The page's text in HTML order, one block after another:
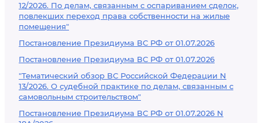
12/2026. По делам, связанным с оспариванием сделок,
повлекших переход права собственности на жилые
помещения"
Постановление Президиума ВС РФ от 01.07.2026
Постановление Президиума ВС РФ от 01.07.2026
"Тематический обзор ВС Российской Федерации N
13/2026. О судебной практике по делам, связанным с
самовольным строительством"
Постановление Президиума ВС РФ от 01.07.2026 N